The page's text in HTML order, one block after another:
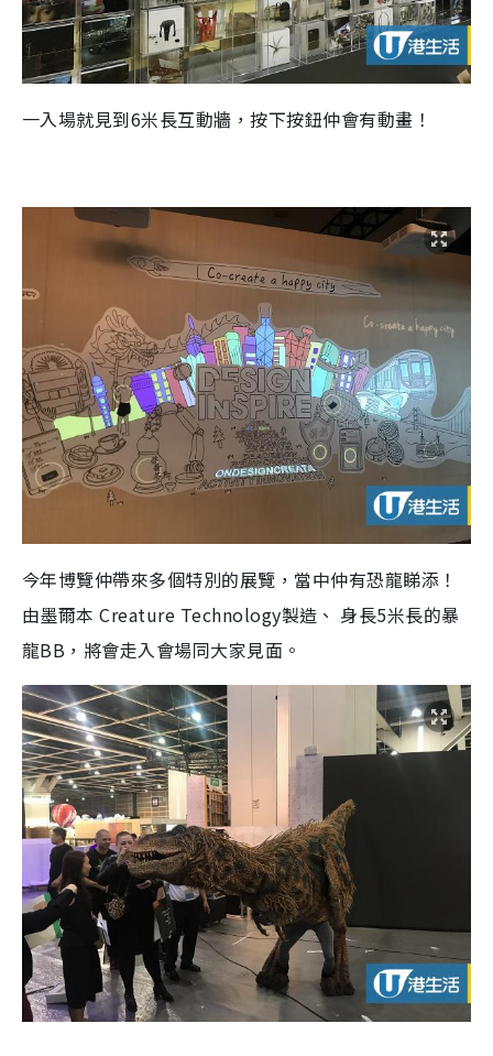
一入場就見到6米長互動牆，按下按鈕仲會有動畫！
今年博覽仲帶來多個特別的展覽，當中仲有恐龍睇添！
由墨爾本 Creature Technology製造、 身長5米長的暴
龍BB ，將會走入會場同大家見面。